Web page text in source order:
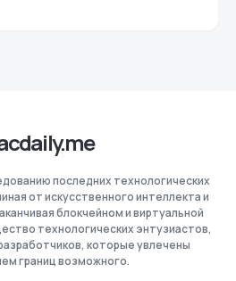
последних технологических
от искусственного интеллекта и
блокчейном и виртуальной
технологических энтузиастов,
которые увлечены
границ возможного.